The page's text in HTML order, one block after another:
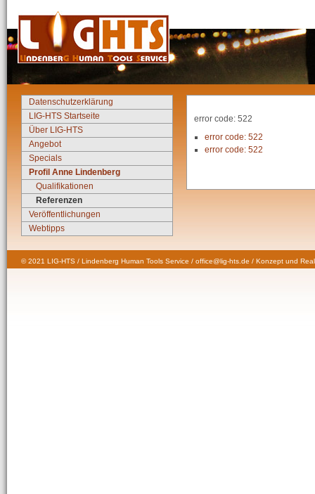
Datenschutzerklärung
LIG-HTS Startseite
Über LIG-HTS
Angebot
Specials
Profil Anne Lindenberg
Qualifikationen
Referenzen
Veröffentlichungen
Webtipps
error code: 522
error code: 522
error code: 522
© 2021 LIG-HTS / Lindenberg Human Tools Service / office@lig-hts.de / Konzept und